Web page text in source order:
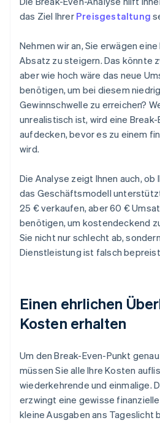
das Ziel Ihrer Preisgestaltung
Nehmen wir an, Sie erwägen
Absatz zu steigern. Das könnte
aber wie hoch wäre das neue
benötigen, um bei diesem
Gewinnschwelle zu erreichen?
unrealistisch ist, wird eine
aufdecken, bevor es zu einem
wird.
Die Analyse zeigt Ihnen auch,
das Geschäftsmodell
25 € verkaufen, aber 60 €
benötigen, um kostendeckend
Sie nicht nur schlecht ab,
Dienstleistung ist falsch
Einen ehrlichen
Kosten erhalten
Um den Break-Even-Punkt
müssen Sie alle Ihre Kosten
wiederkehrende und einmalige.
erzwingt eine gewisse
kleine Ausgaben ans Tageslicht